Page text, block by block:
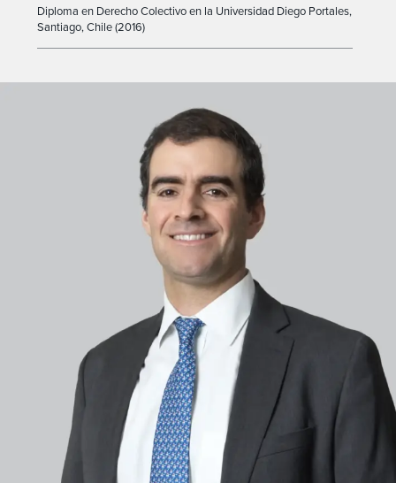
Diploma en Derecho Colectivo en la Universidad Diego Portales,
Santiago, Chile (2016)